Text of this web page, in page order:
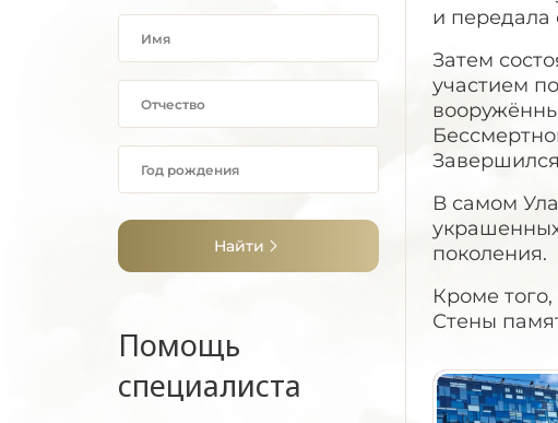
Найти
Помощь
специалиста
и передала
Затем
участием
В самом
поколения.
Кроме
Стены